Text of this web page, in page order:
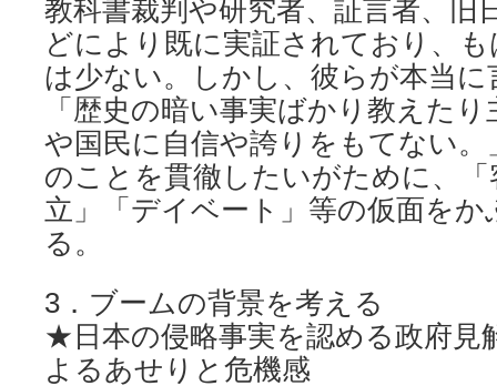
教科書裁判や研究者、証言者、旧
どにより既に実証されており、
は少ない。しかし、彼らが本当
「歴史の暗い事実ばかり教えた
や国民に自信や誇りをもてない
のことを貫徹したいがために、「
立」「デイベート」等の仮面を
る。
3．ブームの背景を考える
★日本の侵略事実を認める政府見
よるあせりと危機感